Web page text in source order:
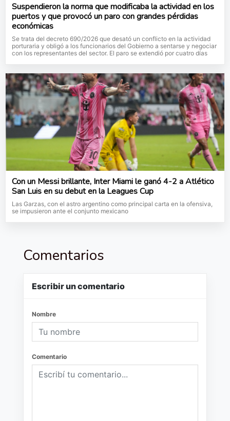
Suspendieron la norma que modificaba la actividad en los
puertos y que provocó un paro con grandes pérdidas
económicas
Se trata del decreto 690/2026 que desató un conflicto en la actividad
porturaria y obligó a los funcionarios del Gobierno a sentarse y negociar
con los representantes del sector. El paro se extendió por cuatro días
Con un Messi brillante, Inter Miami le ganó 4-2 a Atlético
San Luis en su debut en la Leagues Cup
Las Garzas, con el astro argentino como principal carta en la ofensiva,
se impusieron ante el conjunto mexicano
Comentarios
Escribir un comentario
Nombre
Comentario